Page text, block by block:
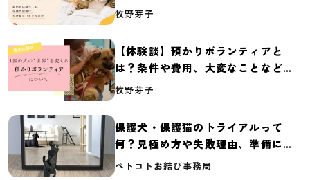
体の実態調査【保護犬・保護猫白書
牧野芽子
【体験談】預かりボランティアと
は？条件や費用、大変なことなど紹
介
牧野芽子
保護犬・保護猫のトライアルって
何？見極め方や失敗理由、準備に必
要なものを紹介
ペトコトお結び事務局